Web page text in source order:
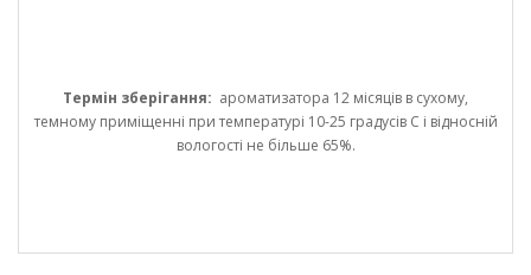
Термін зберігання: ароматизатора 12 місяців в сухому,
темному приміщенні при температурі 10-25 градусів С і відносній
вологості не більше 65%.